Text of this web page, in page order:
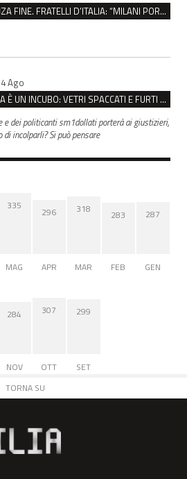
HELLWATT, SCONTRO SENZA FINE. FRATELLI D’ITALIA: “MILANI PORTA DOCUMENTI, DE FRANCO INSULTI”
Ago
REGGIO, PIAZZALE EUROPA È UN INCUBO: VETRI SPACCATI E FURTI SULLE AUTO IN SOSTA
e dei politicanti sm1dollati porterà ai giustizieri,
incolparli? Si può pensare
335
MAG
296
APR
318
MAR
283
FEB
287
GEN
284
NOV
307
OTT
299
SET
TORNA SU